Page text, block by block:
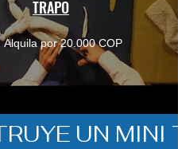
TRAPO
Alquila por 20.000 COP
UN MINI